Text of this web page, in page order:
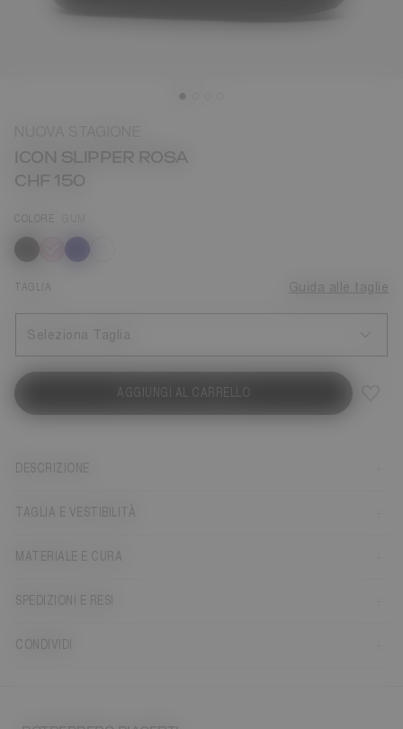
ICON SLIPPER ROSA
CHF 150
COLORE
selezionato
TAGLIA Guida alle taglie
Seleziona Taglia
AGGIUNGI AL CARRELLO
DESCRIZIONE
TAGLIA E VESTIBILITÀ
MATERIALE E CURA
SPEDIZIONI E RESI
CONDIVIDI